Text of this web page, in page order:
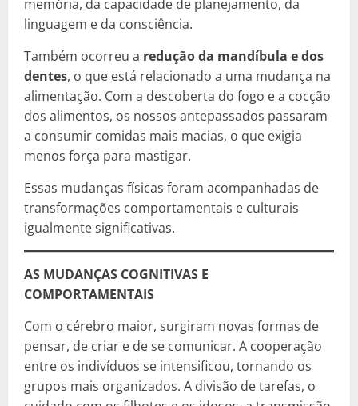
memória, da capacidade de planejamento, da
linguagem e da consciência.
Também ocorreu a redução da mandíbula e dos
dentes, o que está relacionado a uma mudança na
alimentação. Com a descoberta do fogo e a cocção
dos alimentos, os nossos antepassados passaram
a consumir comidas mais macias, o que exigia
menos força para mastigar.
Essas mudanças físicas foram acompanhadas de
transformações comportamentais e culturais
igualmente significativas.
AS MUDANÇAS COGNITIVAS E
COMPORTAMENTAIS
Com o cérebro maior, surgiram novas formas de
pensar, de criar e de se comunicar. A cooperação
entre os indivíduos se intensificou, tornando os
grupos mais organizados. A divisão de tarefas, o